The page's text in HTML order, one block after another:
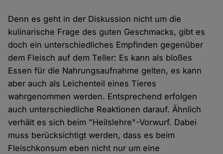
Denn es geht in der Diskussion nicht um die
kulinarische Frage des guten Geschmacks, gibt es
doch ein unterschiedliches Empfinden gegenüber
dem Fleisch auf dem Teller: Es kann als bloßes
Essen für die Nahrungsaufnahme gelten, es kann
aber auch als Leichenteil eines Tieres
wahrgenommen werden. Entsprechend erfolgen
auch unterschiedliche Reaktionen darauf. Ähnlich
verhält es sich beim "Heilslehre"-Vorwurf. Dabei
muss berücksichtigt werden, dass es beim
Fleischkonsum eben nicht nur um eine